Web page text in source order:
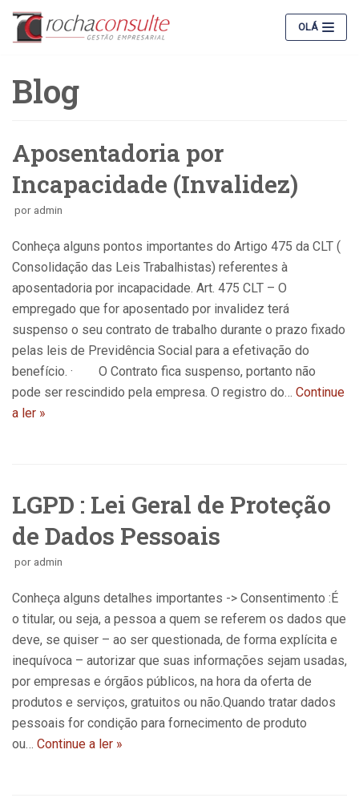
Pular
para
conteúdo
OLÁ
Blog
Aposentadoria por
Incapacidade (Invalidez)
por admin
Conheça alguns pontos importantes do Artigo 475 da CLT (
Consolidação das Leis Trabalhistas) referentes à
aposentadoria por incapacidade. Art. 475 CLT – O
empregado que for aposentado por invalidez terá
suspenso o seu contrato de trabalho durante o prazo fixado
pelas leis de Previdência Social para a efetivação do
benefício. · O Contrato fica suspenso, portanto não
pode ser rescindido pela empresa. O registro do… Continue
a ler »
LGPD : Lei Geral de Proteção
de Dados Pessoais
por admin
Conheça alguns detalhes importantes -> Consentimento :É
o titular, ou seja, a pessoa a quem se referem os dados que
deve, se quiser – ao ser questionada, de forma explícita e
inequívoca – autorizar que suas informações sejam usadas,
por empresas e órgãos públicos, na hora da oferta de
produtos e serviços, gratuitos ou não.Quando tratar dados
pessoais for condição para fornecimento de produto
ou… Continue a ler »